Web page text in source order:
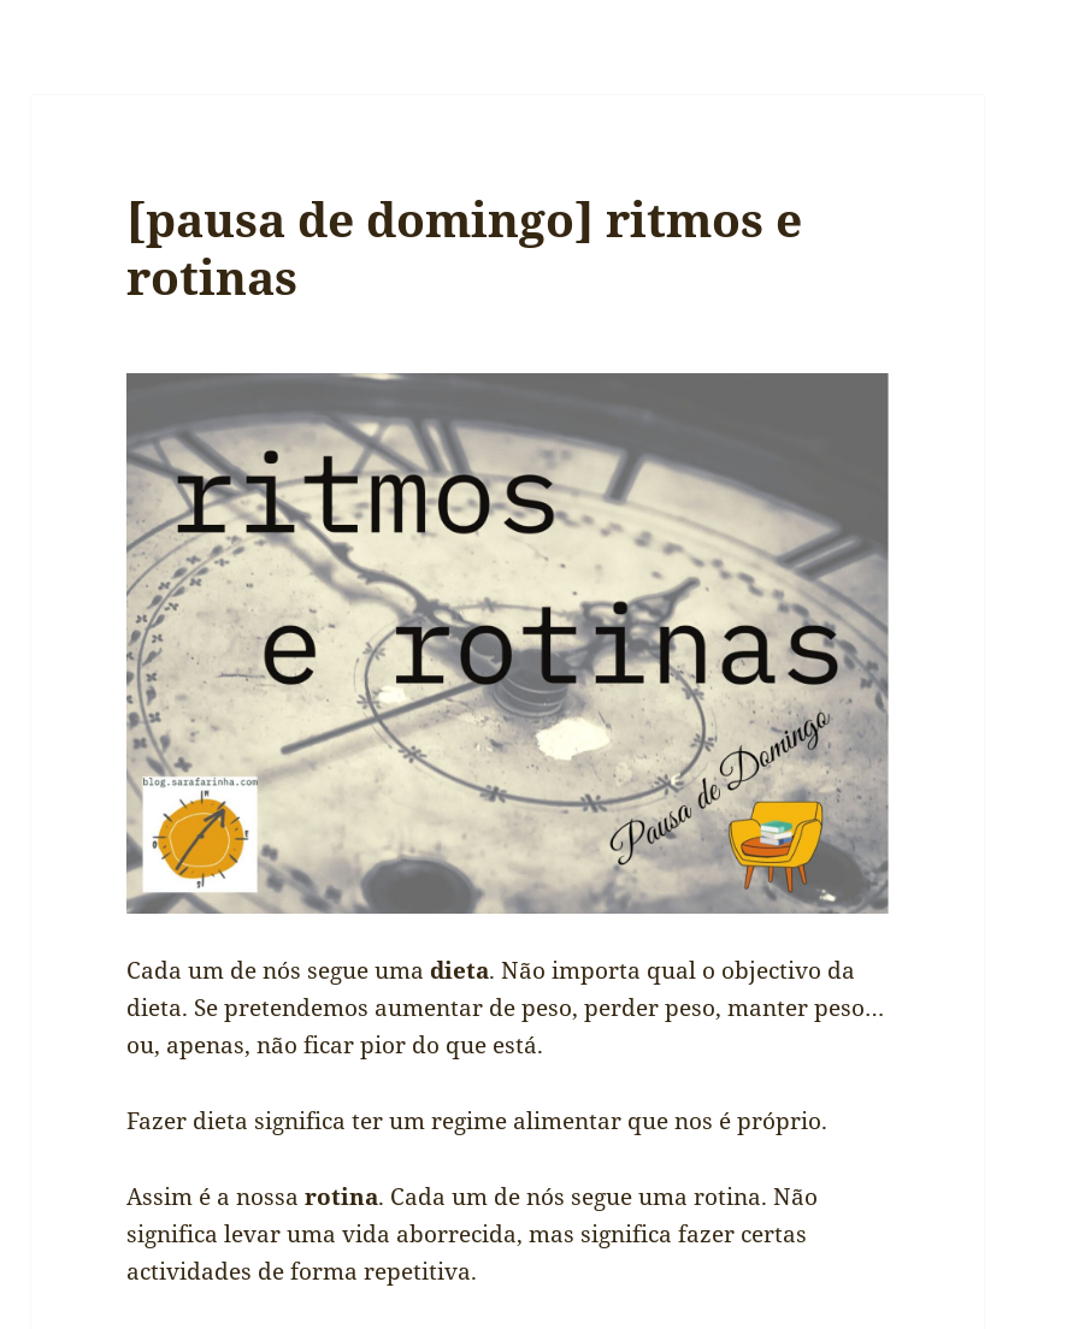
[pausa de domingo] ritmos e
rotinas
Cada um de nós segue umadieta. Não importa qual o objectivo da
dieta. Se pretendemos aumentar de peso, perder peso, manter peso…
ou, apenas, não ficar pior do que está.
Fazer dieta significa ter um regime alimentar que nos é próprio.
Assim é a nossarotina. Cada um de nós segue uma rotina. Não
significa levar uma vida aborrecida, mas significa fazer certas
actividades de forma repetitiva.